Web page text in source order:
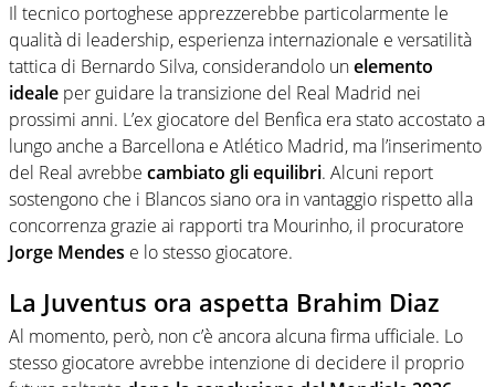
Il tecnico portoghese apprezzerebbe particolarmente le
qualità di leadership, esperienza internazionale e versatilità
tattica di Bernardo Silva, considerandolo unelemento
ideale per guidare la transizione del Real Madrid nei
prossimi anni. L’ex giocatore del Benfica era stato accostato a
lungo anche a Barcellona e Atlético Madrid, ma l’inserimento
del Real avrebbe cambiato gli equilibri. Alcuni report
sostengono che i Blancos siano ora in vantaggio rispetto alla
concorrenza grazie ai rapporti tra Mourinho, il procuratore
Jorge Mendes e lo stesso giocatore.
La Juventus ora aspetta Brahim Diaz
Al momento, però, non c’è ancora alcuna firma ufficiale. Lo
stesso giocatore avrebbe intenzione di decidere il proprio